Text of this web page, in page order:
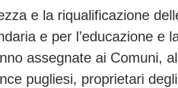
e la riqualificazione
e per l’educazione e
assegnate ai Comuni,
pugliesi, proprietari